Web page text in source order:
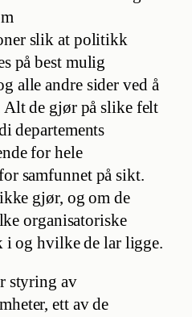
slik at politikk
på best mulig
alle andre sider ved å
Alt de gjør på slike felt
departements
for hele
samfunnet på sikt.
gjør, og om de
organisatoriske
i og hvilke de lar ligge.
styring av
ett av de